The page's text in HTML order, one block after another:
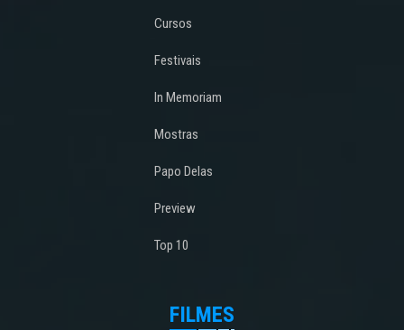
Cursos
Festivais
In Memoriam
Mostras
Papo Delas
Preview
Top 10
FILMES